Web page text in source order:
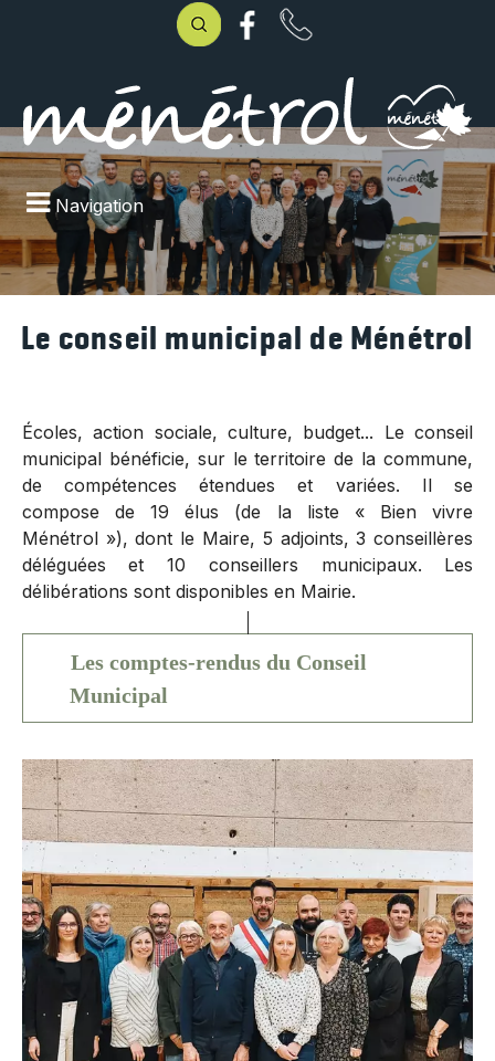
Navigation
Le conseil municipal de Ménétrol
Écoles, action sociale, culture, budget... Le conseil
municipal bénéficie, sur le territoire de la commune,
de compétences étendues et variées. Il se
compose de 19 élus (de la liste « Bien vivre
Ménétrol »), dont le Maire, 5 adjoints, 3 conseillères
déléguées et 10 conseillers municipaux. Les
délibérations sont disponibles en Mairie.
Les comptes-rendus du Conseil
Municipal